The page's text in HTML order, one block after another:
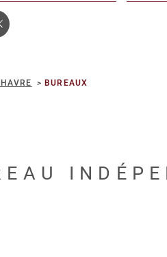
BUREAUX